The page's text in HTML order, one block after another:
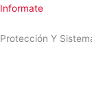
Informate
Protección Y